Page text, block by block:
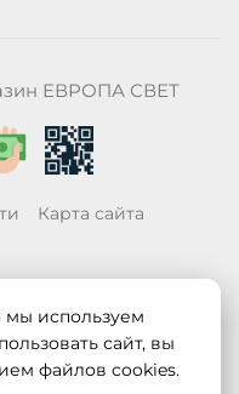
ЕВРОПА СВЕТ
Карта сайта
мы используем
сайт, вы
файлов cookies.